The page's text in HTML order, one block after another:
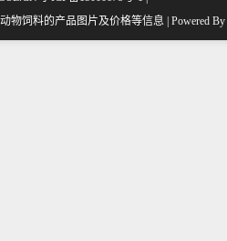
物饲料的产品图片及价格等信息 | Powered By